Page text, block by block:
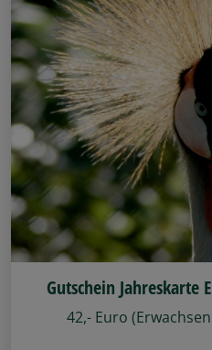
Gutschein Jahreskarte
42,- Euro